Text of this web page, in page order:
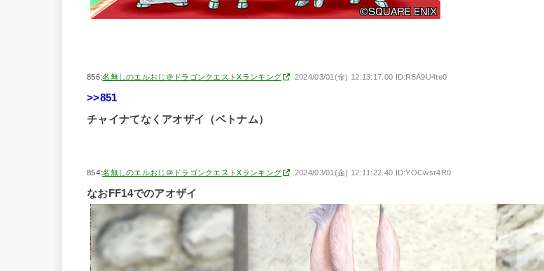
856:名無しのエルおじ＠ドラゴンクエストXランキング 2024/03/01(金) 12:13:17.00 ID:R5A9U4te0
>>851
チャイナてなくアオザイ（ベトナム）
854:名無しのエルおじ＠ドラゴンクエストXランキング 2024/03/01(金) 12:11:22.40 ID:YOCwsr4R0
なおFF14でのアオザイ